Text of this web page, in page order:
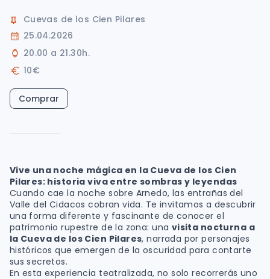
Cuevas de los Cien Pilares
25.04.2026
20.00 a 21.30h.
10€
Comprar
Vive una noche mágica en la Cueva de los Cien
Pilares: historia viva entre sombras y leyendas
Cuando cae la noche sobre Arnedo, las entrañas del
Valle del Cidacos cobran vida. Te invitamos a descubrir
una forma diferente y fascinante de conocer el
patrimonio rupestre de la zona: una visita nocturna a
la Cueva de los Cien Pilares, narrada por personajes
históricos que emergen de la oscuridad para contarte
sus secretos.
En esta experiencia teatralizada, no solo recorrerás uno